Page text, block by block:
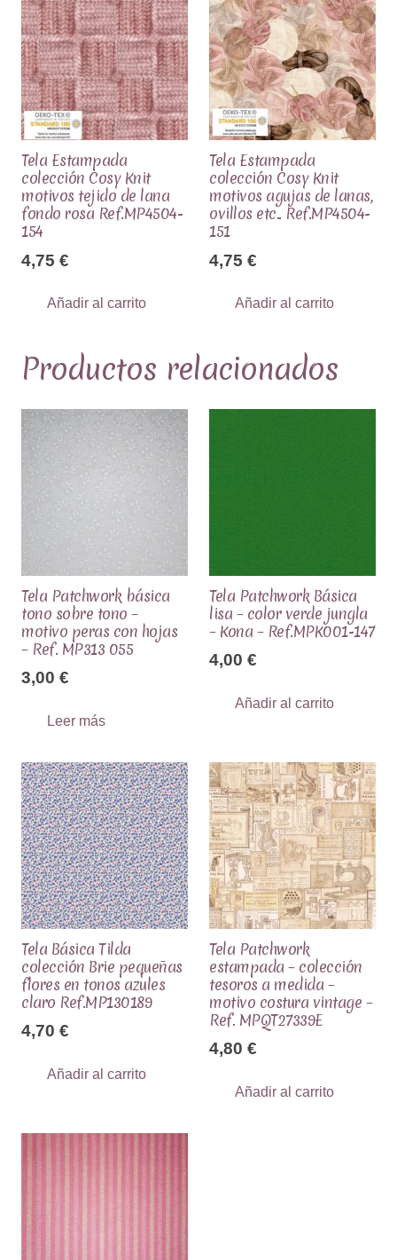
Tela Estampada
colección Cosy Knit
motivos tejido de lana
fondo rosa Ref.MP4504-
154
4,75 €
Añadir al carrito
Tela Estampada
colección Cosy Knit
motivos agujas de lanas,
ovillos etc.. Ref.MP4504-
151
4,75 €
Añadir al carrito
Productos relacionados
Tela Patchwork básica
tono sobre tono –
motivo peras con hojas
– Ref. MP313 055
3,00 €
Leer más
Tela Patchwork Básica
lisa – color verde jungla
– Kona – Ref.MPK001-147
4,00 €
Añadir al carrito
Tela Básica Tilda
colección Brie pequeñas
flores en tonos azules
claro Ref.MP130189
4,70 €
Añadir al carrito
Tela Patchwork
estampada – colección
tesoros a medida –
motivo costura vintage –
Ref. MPQT27339E
4,80 €
Añadir al carrito